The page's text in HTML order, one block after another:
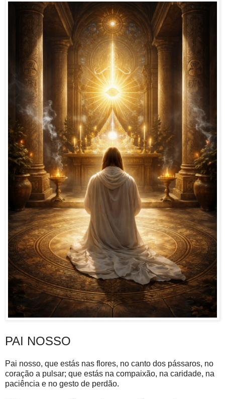
PAI NOSSO
Pai nosso, que estás nas flores, no canto dos pássaros, no
coração a pulsar; que estás na compaixão, na caridade, na
paciência e no gesto de perdão.